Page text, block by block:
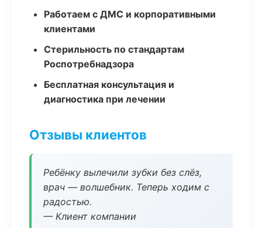
Работаем с ДМС и корпоративными
клиентами
Стерильность по стандартам
Роспотребнадзора
Бесплатная консультация и
диагностика при лечении
Отзывы клиентов
Ребёнку вылечили зубки без слёз,
врач — волшебник. Теперь ходим с
радостью.
— Клиент компании